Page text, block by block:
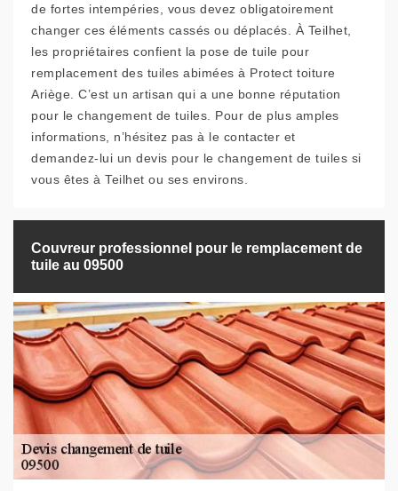
de fortes intempéries, vous devez obligatoirement
changer ces éléments cassés ou déplacés. À Teilhet,
les propriétaires confient la pose de tuile pour
remplacement des tuiles abimées à Protect toiture
Ariège. C’est un artisan qui a une bonne réputation
pour le changement de tuiles. Pour de plus amples
informations, n’hésitez pas à le contacter et
demandez-lui un devis pour le changement de tuiles si
vous êtes à Teilhet ou ses environs.
Couvreur professionnel pour le remplacement de
tuile au 09500